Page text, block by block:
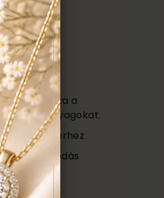
tartalmazza a
anyagokat.
ékszerhez
károsodás
általunk